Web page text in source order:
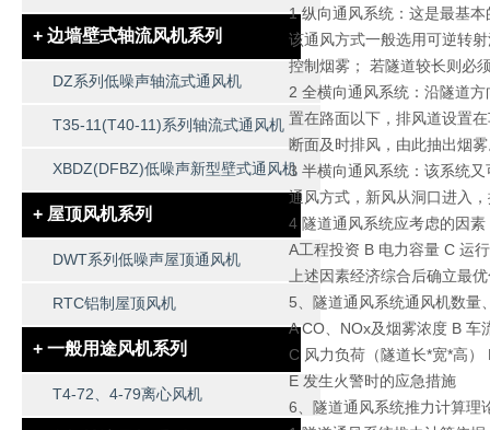
+ 边墙壁式轴流风机系列
DZ系列低噪声轴流式通风机
T35-11(T40-11)系列轴流式通风机
XBDZ(DFBZ)低噪声新型壁式通风机
+ 屋顶风机系列
DWT系列低噪声屋顶通风机
RTC铝制屋顶风机
+ 一般用途风机系列
T4-72、4-79离心风机
1 纵向通风系统：这是最基
该通风方式一般选用可逆转
控制烟雾； 若隧道较长则必
2 全横向通风系统：沿隧道
置在路面以下，排风道设置
断面及时排风，由此抽出烟
3 半横向通风系统：该系统
通风方式，新风从洞口进入
4 隧道通风系统应考虑的因素
A工程投资 B 电力容量 C 运
上述因素经济综合后确立最
5、隧道通风系统通风机数量
A CO、NOx及烟雾浓度 B 车
C 风力负荷（隧道长*宽*高
E 发生火警时的应急措施
6、隧道通风系统推力计算理